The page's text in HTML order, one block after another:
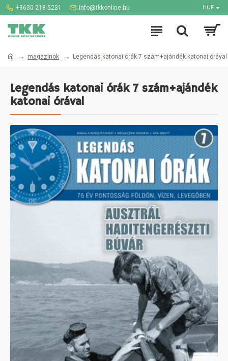
+3630 218-5231 info@tkkonline.hu HUF
magazinok Legendás katonai órák 7 szám+ajándék katonai órával
Legendás katonai órák 7 szám+ajándék
katonai órával